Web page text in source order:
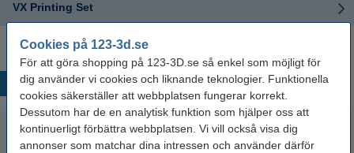
Cookies på 123-3d.se
För att göra shopping på 123-3D.se så enkel som möjligt för
dig använder vi cookies och liknande teknologier. Funktionella
cookies säkerställer att webbplatsen fungerar korrekt.
Dessutom har de en analytisk funktion som hjälper oss att
kontinuerligt förbättra webbplatsen. Vi vill också visa dig
annonser som matchar dina intressen och använder därför
VX Printing Set
Populära produkter